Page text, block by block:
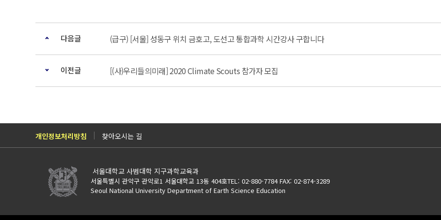
다음글 (급구) [서울] 성동구 위치 금호고, 도선고 통합과학 시간강사 구합니다
이전글 [(사)우리들의미래] 2020 Climate Scouts 참가자 모집
개인정보처리방침 찾아오시는 길
서울대학교 사범대학 지구과학교육과
서울특별시 관악구 관악로1 서울대학교 13동 404호TEL: 02-880-7784 FAX: 02-874-3289
Seoul National University Department of Earth Science Education